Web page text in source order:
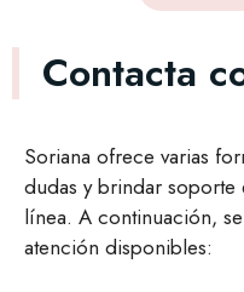
Contacta
Soriana ofrece varias
dudas y brindar soporte
línea. A continuación,
atención disponibles: